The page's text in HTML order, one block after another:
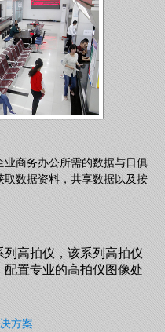
业商务办公所需的数据与日俱
数据资料，共享数据以及按
高拍仪，该系列高拍仪
置专业的高拍仪图像处
方案